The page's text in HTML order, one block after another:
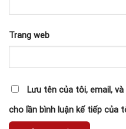
Trang web
Lưu tên của tôi, email,
cho lần bình luận kế tiếp của